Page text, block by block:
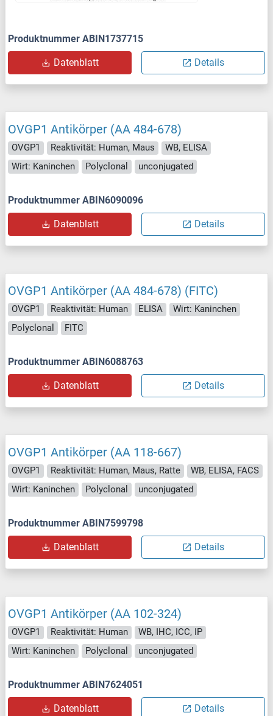
Produktnummer ABIN1737715
Datenblatt Details
OVGP1 Antikörper (AA 484-678)
OVGP1 Reaktivität: Human, Maus
WB, ELISA
Wirt: Kaninchen
Polyclonal unconjugated
Produktnummer ABIN6090096
Datenblatt Details
OVGP1 Antikörper (AA 484-678) (FITC)
OVGP1 Reaktivität: Human ELISA
Wirt: Kaninchen
Polyclonal
FITC
Produktnummer ABIN6088763
Datenblatt Details
OVGP1 Antikörper (AA 118-667)
OVGP1 Reaktivität: Human, Maus, Ratte
WB, ELISA, FACS
Wirt: Kaninchen
Polyclonal unconjugated
Produktnummer ABIN7599798
Datenblatt Details
OVGP1 Antikörper (AA 102-324)
OVGP1 Reaktivität: Human
WB, IHC, ICC, IP
Wirt: Kaninchen
Polyclonal unconjugated
Produktnummer ABIN7624051
Datenblatt Details